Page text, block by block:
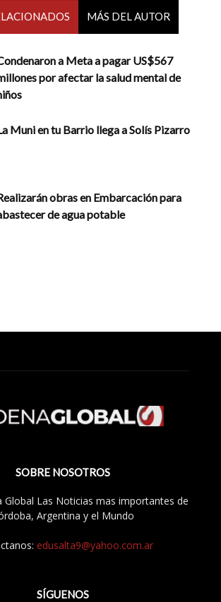
MÁS DEL AUTOR
a Meta a pagar US$567
por afectar la salud mental de
Muni en tu Barrio llega a Solís Pizarro
obras en Embarcación para
de agua potable
SOBRE NOSOTROS
Global Las Noticias mas importantes de
Argentina y el Mundo
edusalta9@yahoo.com.ar
SÍGUENOS